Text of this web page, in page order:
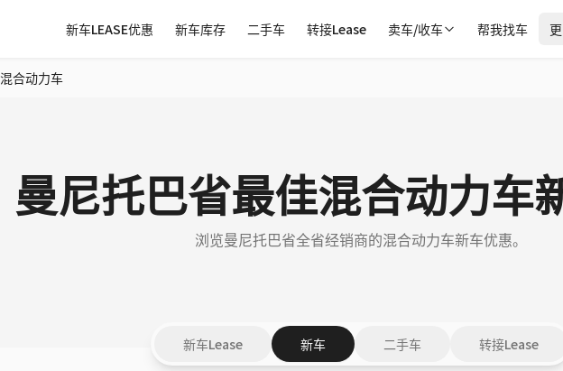
新车LEASE优惠 新车库存 二手车 转接Lease 卖车/收车 帮我找车
混合动力车
曼尼托巴省最佳混合动力车
浏览曼尼托巴省全省经销商的混合动力车新车优惠。
新车Lease 新车 二手车 转接Lease